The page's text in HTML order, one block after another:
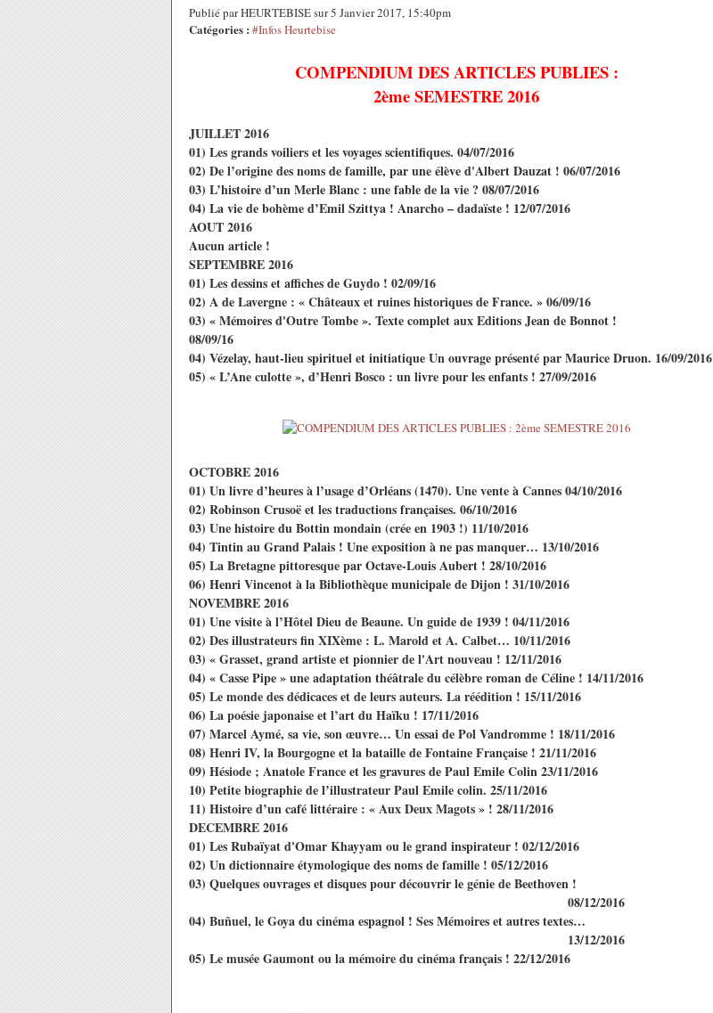
Publié par HEURTEBISE sur 5 Janvier 2017, 15:40pm
Catégories : #Infos Heurtebise
COMPENDIUM DES ARTICLES PUBLIES :
2ème SEMESTRE 2016
JUILLET 2016
01) Les grands voiliers et les voyages scientifiques. 04/07/2016
02) De l’origine des noms de famille, par une élève d'Albert Dauzat ! 06/07/2016
03) L’histoire d’un Merle Blanc : une fable de la vie ? 08/07/2016
04) La vie de bohème d’Emil Szittya ! Anarcho – dadaïste ! 12/07/2016
AOUT 2016
Aucun article !
SEPTEMBRE 2016
01) Les dessins et affiches de Guydo ! 02/09/16
02) A de Lavergne : « Châteaux et ruines historiques de France. » 06/09/16
03) « Mémoires d'Outre Tombe ». Texte complet aux Editions Jean de Bonnot !
08/09/16
04) Vézelay, haut-lieu spirituel et initiatique Un ouvrage présenté par Maurice Druon. 16/09/2016
05) « L’Ane culotte », d’Henri Bosco : un livre pour les enfants ! 27/09/2016
OCTOBRE 2016
01) Un livre d’heures à l’usage d’Orléans (1470). Une vente à Cannes 04/10/2016
02) Robinson Crusoë et les traductions françaises. 06/10/2016
03) Une histoire du Bottin mondain (crée en 1903 !) 11/10/2016
04) Tintin au Grand Palais ! Une exposition à ne pas manquer… 13/10/2016
05) La Bretagne pittoresque par Octave-Louis Aubert ! 28/10/2016
06) Henri Vincenot à la Bibliothèque municipale de Dijon ! 31/10/2016
NOVEMBRE 2016
01) Une visite à l’Hôtel Dieu de Beaune. Un guide de 1939 ! 04/11/2016
02) Des illustrateurs fin XIXème : L. Marold et A. Calbet… 10/11/2016
03) « Grasset, grand artiste et pionnier de l'Art nouveau ! 12/11/2016
04) « Casse Pipe » une adaptation théâtrale du célèbre roman de Céline ! 14/11/2016
05) Le monde des dédicaces et de leurs auteurs. La réédition ! 15/11/2016
06) La poésie japonaise et l’art du Haïku ! 17/11/2016
07) Marcel Aymé, sa vie, son œuvre… Un essai de Pol Vandromme ! 18/11/2016
08) Henri IV, la Bourgogne et la bataille de Fontaine Française ! 21/11/2016
09) Hésiode ; Anatole France et les gravures de Paul Emile Colin 23/11/2016
10) Petite biographie de l’illustrateur Paul Emile colin. 25/11/2016
11) Histoire d’un café littéraire : « Aux Deux Magots » ! 28/11/2016
DECEMBRE 2016
01) Les Rubaïyat d'Omar Khayyam ou le grand inspirateur ! 02/12/2016
02) Un dictionnaire étymologique des noms de famille ! 05/12/2016
03) Quelques ouvrages et disques pour découvrir le génie de Beethoven !
08/12/2016
04) Buñuel, le Goya du cinéma espagnol ! Ses Mémoires et autres textes…
13/12/2016
05) Le musée Gaumont ou la mémoire du cinéma français ! 22/12/2016